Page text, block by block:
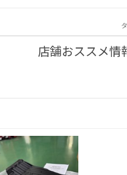
店舗おススメ情